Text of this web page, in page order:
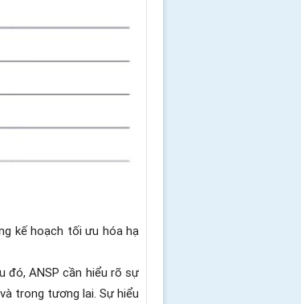
kế hoạch tối ưu hóa hạ
đó, ANSP cần hiểu rõ sự
trong tương lai. Sự hiểu